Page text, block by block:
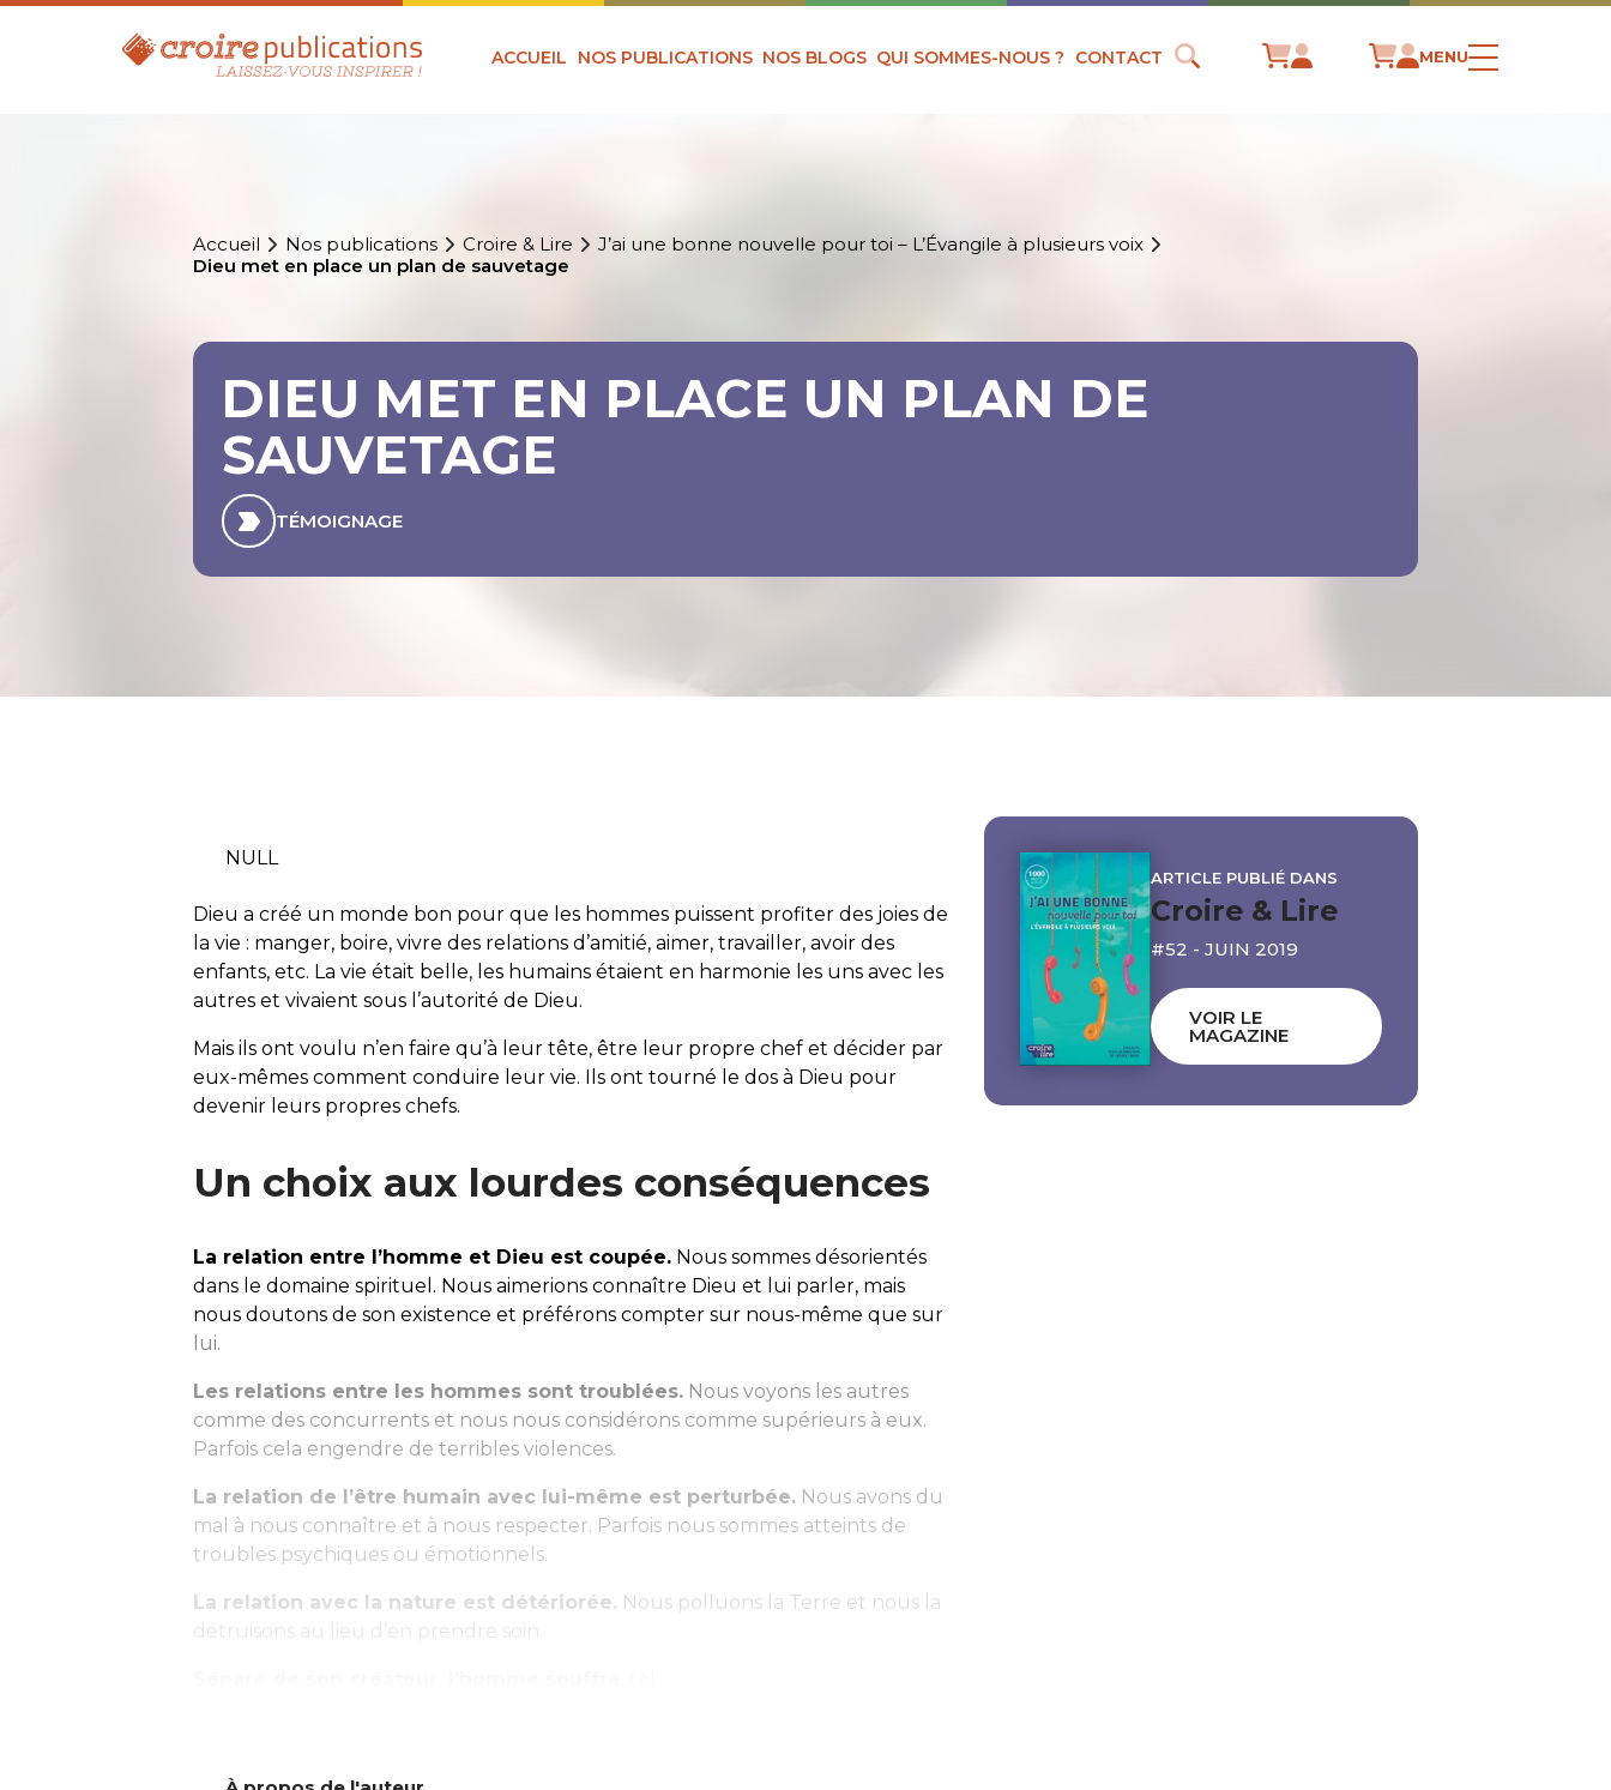
ACCUEIL NOS PUBLICATIONS NOS BLOGS QUI SOMMES-NOUS ? CONTACT MENU
Accueil Nos publications Croire & Lire
J’ai une bonne nouvelle pour toi – L’Évangile à plusieurs voix
Dieu met en place un plan de sauvetage
DIEU MET EN PLACE UN PLAN DE
SAUVETAGE
TÉMOIGNAGE
NULL
Dieu a créé un monde bon pour que les hommes puissent profiter des joies de
la vie : manger, boire, vivre des relations d’amitié, aimer, travailler, avoir des
enfants, etc. La vie était belle, les humains étaient en harmonie les uns avec les
autres et vivaient sous l’autorité de Dieu.
Mais ils ont voulu n’en faire qu’à leur tête, être leur propre chef et décider par
eux-mêmes comment conduire leur vie. Ils ont tourné le dos à Dieu pour
devenir leurs propres chefs.
Un choix aux lourdes conséquences
La relation entre l’homme et Dieu est coupée. Nous sommes désorientés
dans le domaine spirituel. Nous aimerions connaître Dieu et lui parler, mais
nous doutons de son existence et préférons compter sur nous-même que sur
lui.
Les relations entre les hommes sont troublées. Nous voyons les autres
comme des concurrents et nous nous considérons comme supérieurs à eux.
Parfois cela engendre de terribles violences.
La relation de l’être humain avec lui-même est perturbée. Nous avons du
mal à nous connaître et à nous respecter. Parfois nous sommes atteints de
troubles psychiques ou émotionnels.
La relation avec la nature est détériorée. Nous polluons la Terre et nous la
détruisons au lieu d’en prendre soin.
ARTICLE PUBLIÉ DANS
Croire & Lire
#52 - JUIN 2019
VOIR LE
MAGAZINE